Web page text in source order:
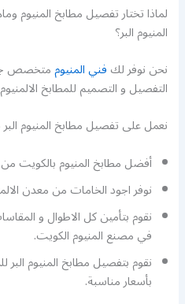
لماذا تختار تفصيل مطابخ
المنيوم البر؟
نحن نوفر لكفني المنيوممتخصص
التفصيل و التصميم للمطابخ
نعمل على تفصيل مطابخ المنيوم
أفضل مطابخ المنيوم بالكويت
نوفر اجود الخامات من معدن
نقوم بتأمين كل الاطوال و
في مصنع المنيوم الكويت.
نقوم بتفصيل مطابخ المنيوم البر
بأسعار مناسبة.